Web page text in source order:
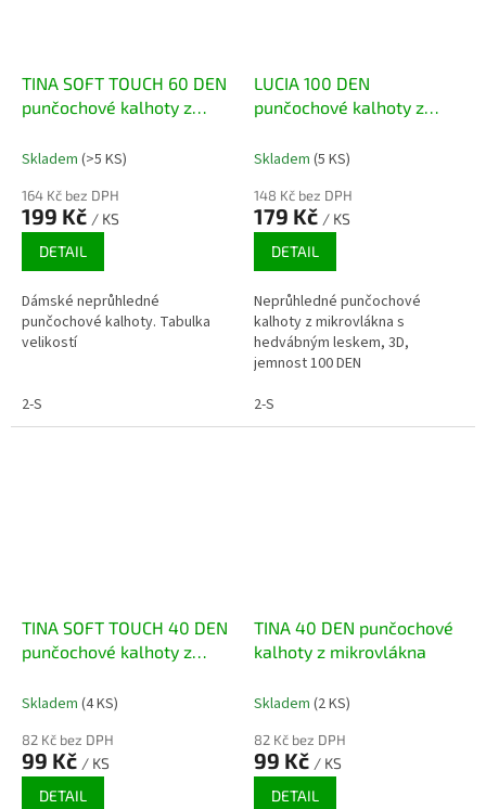
TINA SOFT TOUCH 60 DEN
punčochové kalhoty z
Skladem (>5 KS)
164 Kč bez DPH
199 Kč / KS
DETAIL
Dámské neprůhledné
punčochové kalhoty. Tabulka
velikostí
2-S
LUCIA 100 DEN
punčochové kalhoty z
Skladem (5 KS)
148 Kč bez DPH
179 Kč / KS
DETAIL
Neprůhledné punčochové
kalhoty z mikrovlákna s
hedvábným leskem, 3D,
jemnost 100 DEN
2-S
TINA SOFT TOUCH 40 DEN
punčochové kalhoty z
Skladem (4 KS)
82 Kč bez DPH
99 Kč / KS
DETAIL
TINA 40 DEN punčochové
kalhoty z mikrovlákna
Skladem (2 KS)
82 Kč bez DPH
99 Kč / KS
DETAIL